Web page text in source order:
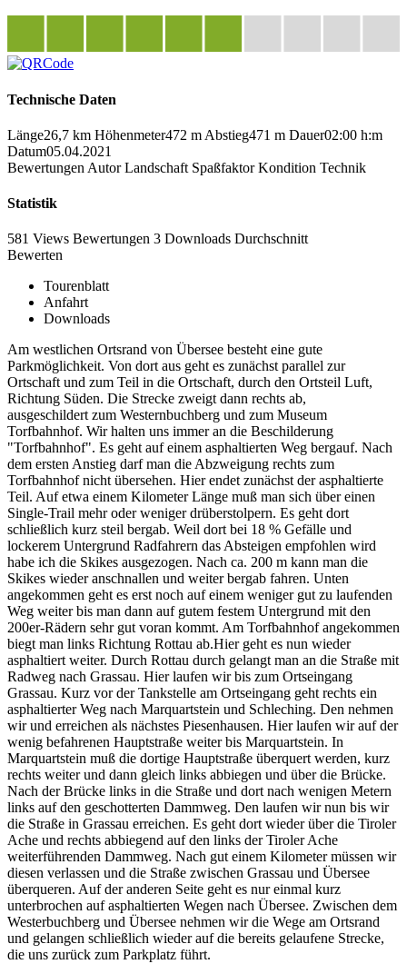
Technische Daten
Länge26,7 km Höhenmeter472 m Abstieg471 m Dauer02:00 h:m
Datum05.04.2021
Bewertungen Autor Landschaft Spaßfaktor Kondition Technik
Statistik
581 Views Bewertungen 3 Downloads Durchschnitt
Bewerten
Tourenblatt
Anfahrt
Downloads
Am westlichen Ortsrand von Übersee besteht eine gute
Parkmöglichkeit. Von dort aus geht es zunächst parallel zur
Ortschaft und zum Teil in die Ortschaft, durch den Ortsteil Luft,
Richtung Süden. Die Strecke zweigt dann rechts ab,
ausgeschildert zum Westernbuchberg und zum Museum
Torfbahnhof. Wir halten uns immer an die Beschilderung
"Torfbahnhof". Es geht auf einem asphaltierten Weg bergauf. Nach
dem ersten Anstieg darf man die Abzweigung rechts zum
Torfbahnhof nicht übersehen. Hier endet zunächst der asphaltierte
Teil. Auf etwa einem Kilometer Länge muß man sich über einen
Single-Trail mehr oder weniger drüberstolpern. Es geht dort
schließlich kurz steil bergab. Weil dort bei 18 % Gefälle und
lockerem Untergrund Radfahrern das Absteigen empfohlen wird
habe ich die Skikes ausgezogen. Nach ca. 200 m kann man die
Skikes wieder anschnallen und weiter bergab fahren. Unten
angekommen geht es erst noch auf einem weniger gut zu laufenden
Weg weiter bis man dann auf gutem festem Untergrund mit den
200er-Rädern sehr gut voran kommt. Am Torfbahnhof angekommen
biegt man links Richtung Rottau ab.Hier geht es nun wieder
asphaltiert weiter. Durch Rottau durch gelangt man an die Straße mit
Radweg nach Grassau. Hier laufen wir bis zum Ortseingang
Grassau. Kurz vor der Tankstelle am Ortseingang geht rechts ein
asphaltierter Weg nach Marquartstein und Schleching. Den nehmen
wir und erreichen als nächstes Piesenhausen. Hier laufen wir auf der
wenig befahrenen Hauptstraße weiter bis Marquartstein. In
Marquartstein muß die dortige Hauptstraße überquert werden, kurz
rechts weiter und dann gleich links abbiegen und über die Brücke.
Nach der Brücke links in die Straße und dort nach wenigen Metern
links auf den geschotterten Dammweg. Den laufen wir nun bis wir
die Straße in Grassau erreichen. Es geht dort wieder über die Tiroler
Ache und rechts abbiegend auf den links der Tiroler Ache
weiterführenden Dammweg. Nach gut einem Kilometer müssen wir
diesen verlassen und die Straße zwischen Grassau und Übersee
überqueren. Auf der anderen Seite geht es nur einmal kurz
unterbrochen auf asphaltierten Wegen nach Übersee. Zwischen dem
Westerbuchberg und Übersee nehmen wir die Wege am Ortsrand
und gelangen schließlich wieder auf die bereits gelaufene Strecke,
die uns zurück zum Parkplatz führt.